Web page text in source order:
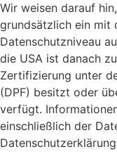
Wir weisen darauf
grundsätzlich ein mit
Datenschutzniveau
die USA ist danach
Zertifizierung unter
(DPF) besitzt oder
verfügt.
einschließlich der